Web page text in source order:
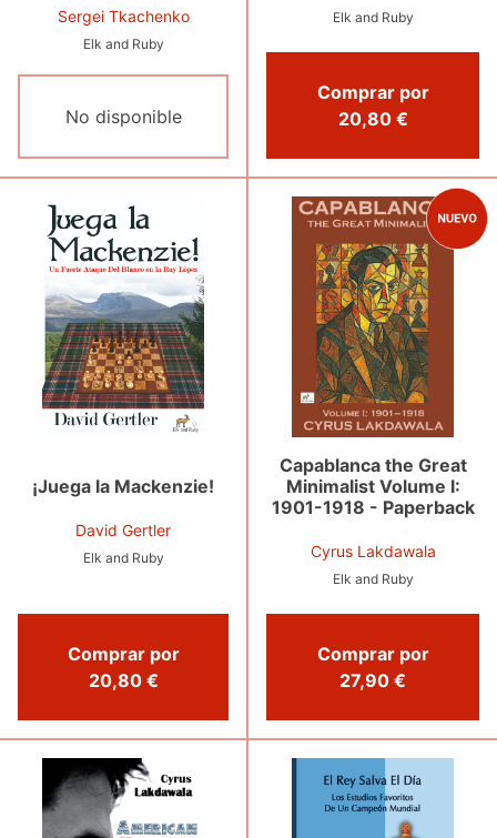
Sergei Tkachenko
Elk and Ruby
No disponible
Elk and Ruby
Comprar por
20,80 €
¡Juega la Mackenzie!
David Gertler
Elk and Ruby
Comprar por
20,80 €
Capablanca the Great
Minimalist Volume I:
1901-1918 - Paperback
Cyrus Lakdawala
Elk and Ruby
Comprar por
27,90 €